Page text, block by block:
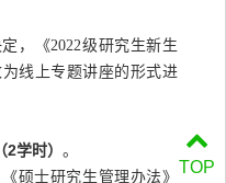
，《2022级研究生新生
线上专题讲座的形式进
（2学时） 。
硕士研究生管理办法》 TOP